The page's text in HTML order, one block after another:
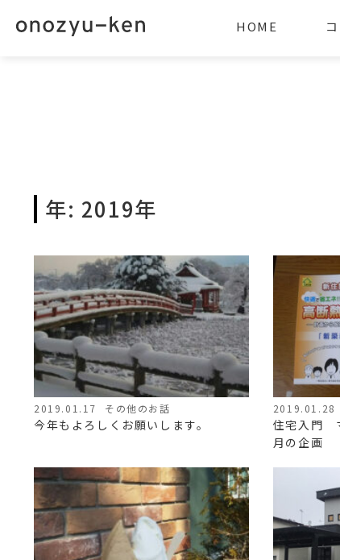
HOME
年: 2019年
2019.01.17 その他のお話
今年もよろしくお願いします。
2019.01.28
住宅入門
月の企画